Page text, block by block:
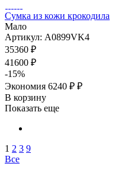
Сумка из кожи крокодила
Мало
Артикул: A0899VK4
35360 ₽
41600 ₽
-15%
Экономия 6240 ₽ ₽
В корзину
Показать еще
1 2 3 9
Все